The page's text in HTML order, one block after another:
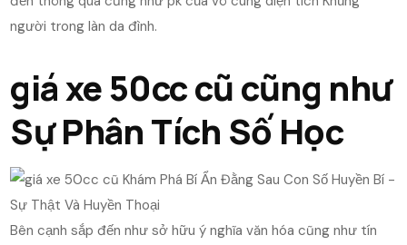
người trong làn da đình.
giá xe 50cc cũ cũng như
Sự Phân Tích Số Học
Bên cạnh sắp đến như sở hữu ý nghĩa văn hóa cũng như tín